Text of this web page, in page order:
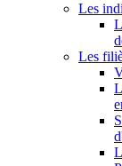
Les
Les